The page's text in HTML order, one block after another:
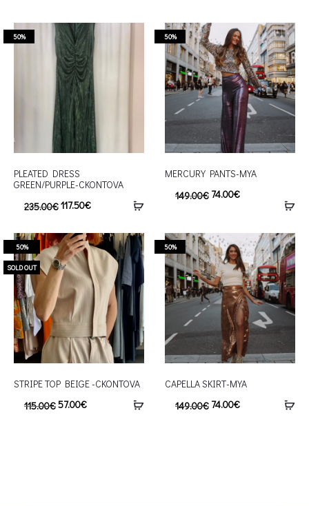
50%
PLEATED DRESS
GREEN/PURPLE-CKONTOVA
235.00€117.50€
50%
MERCURY PANTS-MYA
149.00€ 74.00€
50%
SOLD OUT
STRIPE TOP BEIGE -CKONTOVA
115.00€57.00€
50%
CAPELLA SKIRT-MYA
149.00€ 74.00€